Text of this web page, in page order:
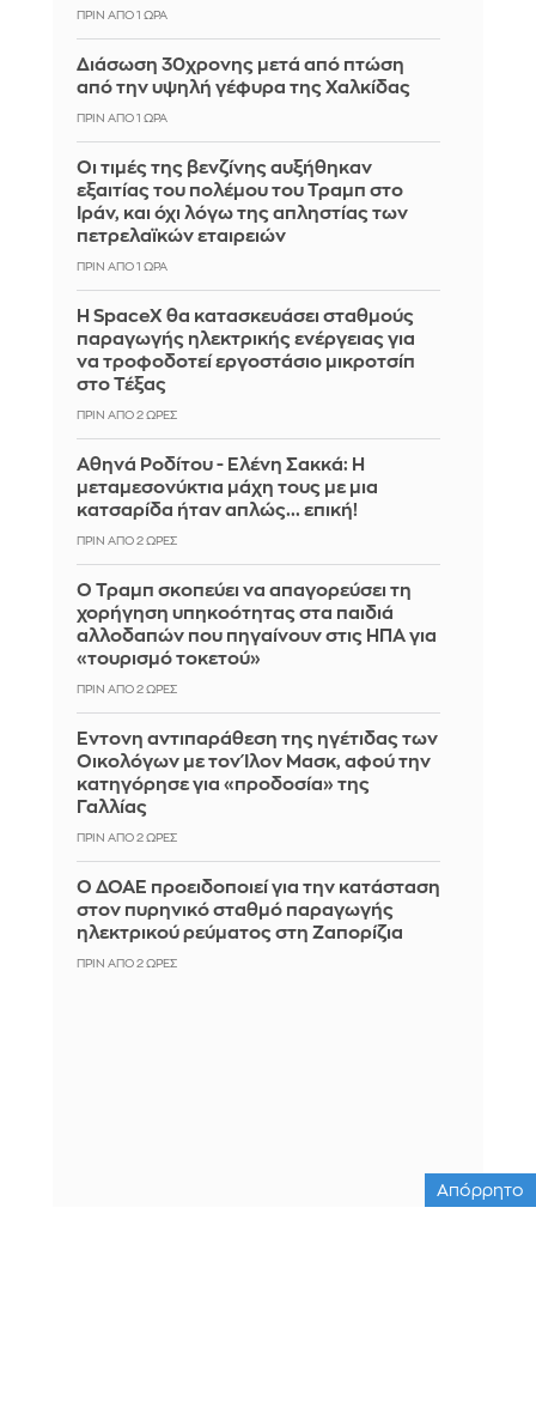
ΠΡΙΝ ΑΠΌ 1 ΏΡΑ
Διάσωση 30χρονης μετά από πτώση
από την υψηλή γέφυρα της Χαλκίδας
ΠΡΙΝ ΑΠΌ 1 ΏΡΑ
Οι τιμές της βενζίνης αυξήθηκαν
εξαιτίας του πολέμου του Τραμπ στο
Ιράν, και όχι λόγω της απληστίας των
πετρελαϊκών εταιρειών
ΠΡΙΝ ΑΠΌ 1 ΏΡΑ
Η SpaceX θα κατασκευάσει σταθμούς
παραγωγής ηλεκτρικής ενέργειας για
να τροφοδοτεί εργοστάσιο μικροτσίπ
στο Τέξας
ΠΡΙΝ ΑΠΌ 2 ΏΡΕΣ
Αθηνά Ροδίτου - Ελένη Σακκά: Η
μεταμεσονύκτια μάχη τους με μια
κατσαρίδα ήταν απλώς... επική!
ΠΡΙΝ ΑΠΌ 2 ΏΡΕΣ
Ο Τραμπ σκοπεύει να απαγορεύσει τη
χορήγηση υπηκοότητας στα παιδιά
αλλοδαπών που πηγαίνουν στις ΗΠΑ για
«τουρισμό τοκετού»
ΠΡΙΝ ΑΠΌ 2 ΏΡΕΣ
Έντονη αντιπαράθεση της ηγέτιδας των
Οικολόγων με τον Ίλον Μασκ, αφού την
κατηγόρησε για «προδοσία» της
Γαλλίας
ΠΡΙΝ ΑΠΌ 2 ΏΡΕΣ
Ο ΔΟΑΕ προειδοποιεί για την κατάσταση
στον πυρηνικό σταθμό παραγωγής
ηλεκτρικού ρεύματος στη Ζαπορίζια
ΠΡΙΝ ΑΠΌ 2 ΏΡΕΣ
Απόρρητο